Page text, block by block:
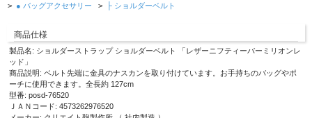
> ● バッグアクセサリー > ├ ショルダーベルト
商品仕様
製品名: ショルダーストラップ ショルダーベルト 「レザーニフティーバーミリオンレ
ッド」
商品説明: ベルト先端に金具のナスカンを取り付けています。お手持ちのバッグやポ
ーチに使用できます。全長約 127cm
型番: posd-76520
ＪＡＮコード: 4573262976520